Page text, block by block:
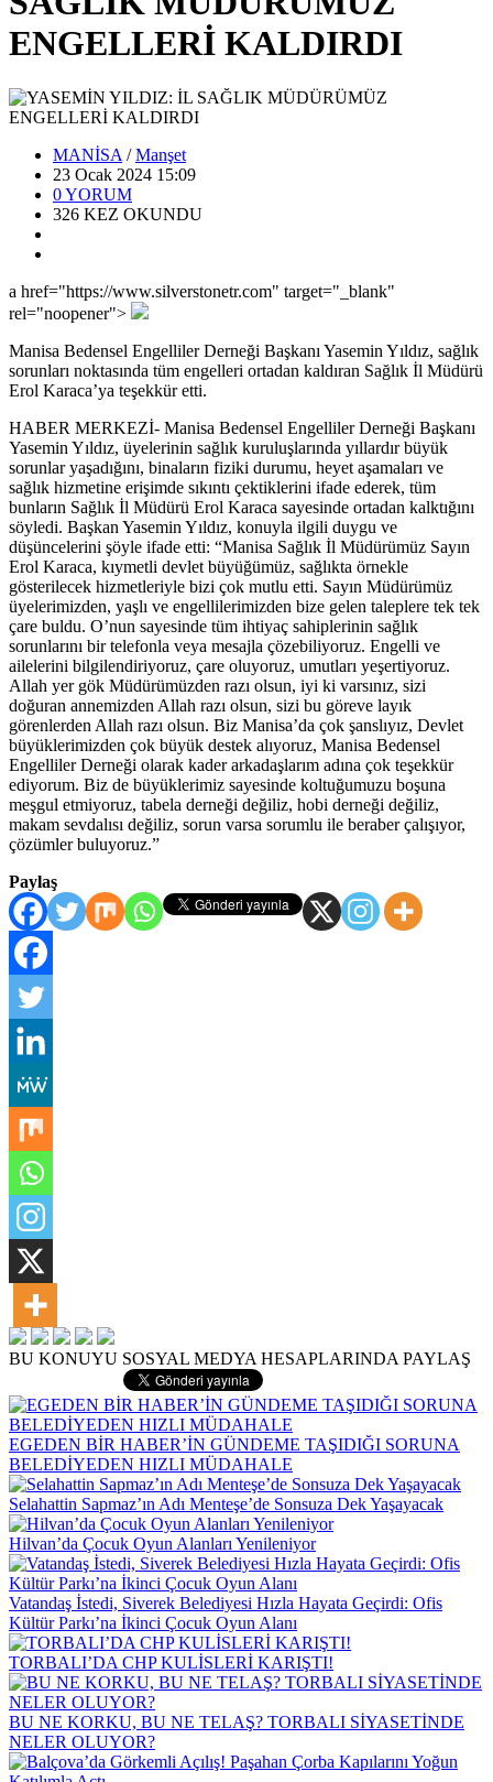
ENGELLERİ KALDIRDI
MANİSA /Manşet
23 Ocak 2024 15:09
0YORUM
326 KEZ OKUNDU
a href="https://www.silverstonetr.com" target="_blank"
rel="noopener">
Manisa Bedensel Engelliler Derneği Başkanı Yasemin Yıldız, sağlık
sorunları noktasında tüm engelleri ortadan kaldıran Sağlık İl Müdürü
Erol Karaca’ya teşekkür etti.
HABER MERKEZİ- Manisa Bedensel Engelliler Derneği Başkanı
Yasemin Yıldız, üyelerinin sağlık kuruluşlarında yıllardır büyük
sorunlar yaşadığını, binaların fiziki durumu, heyet aşamaları ve
sağlık hizmetine erişimde sıkıntı çektiklerini ifade ederek, tüm
bunların Sağlık İl Müdürü Erol Karaca sayesinde ortadan kalktığını
söyledi. Başkan Yasemin Yıldız, konuyla ilgili duygu ve
düşüncelerini şöyle ifade etti: “Manisa Sağlık İl Müdürümüz Sayın
Erol Karaca, kıymetli devlet büyüğümüz, sağlıkta örnekle
gösterilecek hizmetleriyle bizi çok mutlu etti. Sayın Müdürümüz
üyelerimizden, yaşlı ve engellilerimizden bize gelen taleplere tek tek
çare buldu. O’nun sayesinde tüm ihtiyaç sahiplerinin sağlık
sorunlarını bir telefonla veya mesajla çözebiliyoruz. Engelli ve
ailelerini bilgilendiriyoruz, çare oluyoruz, umutları yeşertiyoruz.
Allah yer gök Müdürümüzden razı olsun, iyi ki varsınız, sizi
doğuran annemizden Allah razı olsun, sizi bu göreve layık
görenlerden Allah razı olsun. Biz Manisa’da çok şanslıyız, Devlet
büyüklerimizden çok büyük destek alıyoruz, Manisa Bedensel
Engelliler Derneği olarak kader arkadaşlarım adına çok teşekkür
ediyorum. Biz de büyüklerimiz sayesinde koltuğumuzu boşuna
meşgul etmiyoruz, tabela derneği değiliz, hobi derneği değiliz,
makam sevdalısı değiliz, sorun varsa sorumlu ile beraber çalışıyor,
çözümler buluyoruz.”
Paylaş
BU KONUYU SOSYAL MEDYA HESAPLARINDA PAYLAŞ
EGEDEN BİR HABER’İN GÜNDEME TAŞIDIĞI SORUNA
BELEDİYEDEN HIZLI MÜDAHALE
Selahattin Sapmaz’ın Adı Menteşe’de Sonsuza Dek Yaşayacak
Hilvan’da Çocuk Oyun Alanları Yenileniyor
Vatandaş İstedi, Siverek Belediyesi Hızla Hayata Geçirdi: Ofis
Kültür Parkı’na İkinci Çocuk Oyun Alanı
TORBALI’DA CHP KULİSLERİ KARIŞTI!
BU NE KORKU, BU NE TELAŞ? TORBALI SİYASETİNDE
NELER OLUYOR?